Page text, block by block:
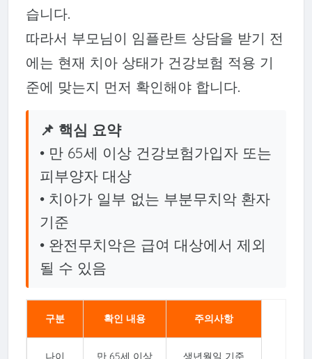
습니다.
따라서 부모님이 임플란트 상담을 받기 전
에는 현재 치아 상태가 건강보험 적용 기
준에 맞는지 먼저 확인해야 합니다.
📌 핵심 요약
• 만 65세 이상 건강보험가입자 또는
피부양자 대상
• 치아가 일부 없는 부분무치악 환자
기준
• 완전무치악은 급여 대상에서 제외
될 수 있음
구분 확인 내용 주의사항
나이 만 65세 이상 생년월일 기준